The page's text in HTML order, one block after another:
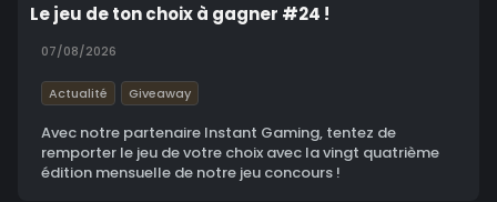
Le jeu de ton choix à gagner #24 !
07/08/2026
Actualité Giveaway
Avec notre partenaire Instant Gaming, tentez de
remporter le jeu de votre choix avec la vingt quatrième
édition mensuelle de notre jeu concours !